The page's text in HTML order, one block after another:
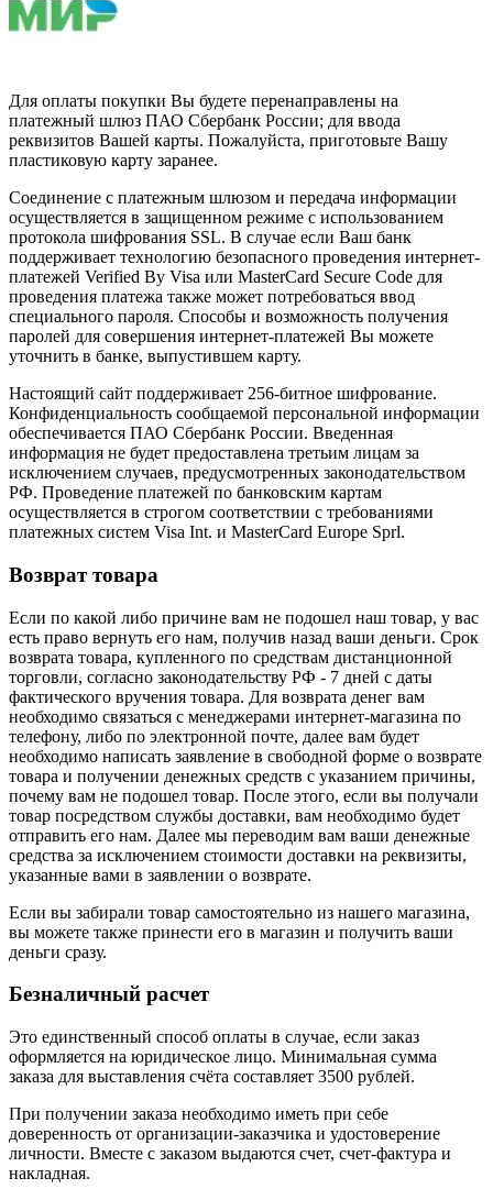
Для оплаты покупки Вы будете перенаправлены на
платежный шлюз ПАО Сбербанк России; для ввода
реквизитов Вашей карты. Пожалуйста, приготовьте Вашу
пластиковую карту заранее.
Соединение с платежным шлюзом и передача информации
осуществляется в защищенном режиме с использованием
протокола шифрования SSL. В случае если Ваш банк
поддерживает технологию безопасного проведения интернет-
платежей Verified By Visa или MasterCard Secure Code для
проведения платежа также может потребоваться ввод
специального пароля. Способы и возможность получения
паролей для совершения интернет-платежей Вы можете
уточнить в банке, выпустившем карту.
Настоящий сайт поддерживает 256-битное шифрование.
Конфиденциальность сообщаемой персональной информации
обеспечивается ПАО Сбербанк России. Введенная
информация не будет предоставлена третьим лицам за
исключением случаев, предусмотренных законодательством
РФ. Проведение платежей по банковским картам
осуществляется в строгом соответствии с требованиями
платежных систем Visa Int. и MasterCard Europe Sprl.
Возврат товара
Если по какой либо причине вам не подошел наш товар, у вас
есть право вернуть его нам, получив назад ваши деньги. Срок
возврата товара, купленного по средствам дистанционной
торговли, согласно законодательству РФ - 7 дней с даты
фактического вручения товара. Для возврата денег вам
необходимо связаться с менеджерами интернет-магазина по
телефону, либо по электронной почте, далее вам будет
необходимо написать заявление в свободной форме о возврате
товара и получении денежных средств с указанием причины,
почему вам не подошел товар. После этого, если вы получали
товар посредством службы доставки, вам необходимо будет
отправить его нам. Далее мы переводим вам ваши денежные
средства за исключением стоимости доставки на реквизиты,
указанные вами в заявлении о возврате.
Если вы забирали товар самостоятельно из нашего магазина,
вы можете также принести его в магазин и получить ваши
деньги сразу.
Безналичный расчет
Это единственный способ оплаты в случае, если заказ
оформляется на юридическое лицо. Минимальная сумма
заказа для выставления счёта составляет 3500 рублей.
При получении заказа необходимо иметь при себе
доверенность от организации-заказчика и удостоверение
личности. Вместе с заказом выдаются счет, счет-фактура и
накладная.